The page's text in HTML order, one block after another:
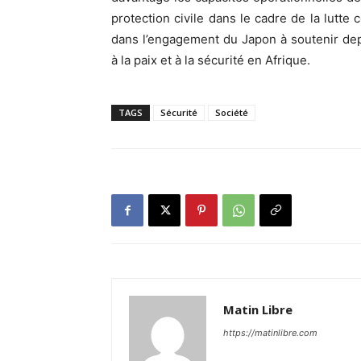
protection civile dans le cadre de la lutte
dans l’engagement du Japon à soutenir
à la paix et à la sécurité en Afrique.
TAGS Sécurité Société
Matin Libre
https://matinlibre.com